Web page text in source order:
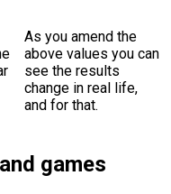
As you amend the
above values you can
see the results
change in real life,
and for that.
games